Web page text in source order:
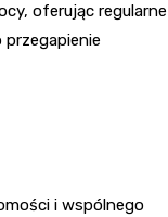
oferując regularne
i wspólnego